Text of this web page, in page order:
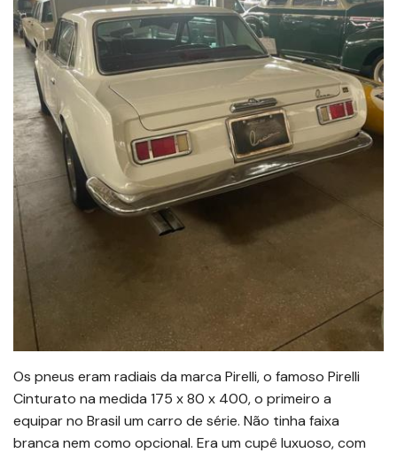
Os pneus eram radiais da marca Pirelli, o famoso Pirelli
Cinturato na medida 175 x 80 x 400, o primeiro a
equipar no Brasil um carro de série. Não tinha faixa
branca nem como opcional. Era um cupê luxuoso, com